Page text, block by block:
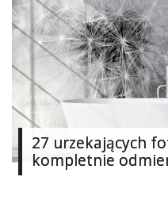
Konkursy
Najlepsze
Kategorie
Dodaj
«
Dodaj27 urzekających
kompletnie